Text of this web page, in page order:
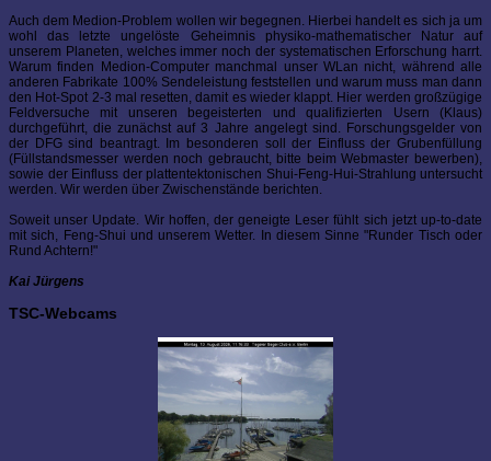
Auch dem Medion-Problem wollen wir begegnen. Hierbei handelt es sich ja um
wohl das letzte ungelöste Geheimnis physiko-mathematischer Natur auf
unserem Planeten, welches immer noch der systematischen Erforschung harrt.
Warum finden Medion-Computer manchmal unser WLan nicht, während alle
anderen Fabrikate 100% Sendeleistung feststellen und warum muss man dann
den Hot-Spot 2-3 mal resetten, damit es wieder klappt. Hier werden großzügige
Feldversuche mit unseren begeisterten und qualifizierten Usern (Klaus)
durchgeführt, die zunächst auf 3 Jahre angelegt sind. Forschungsgelder von
der DFG sind beantragt. Im besonderen soll der Einfluss der Grubenfüllung
(Füllstandsmesser werden noch gebraucht, bitte beim Webmaster bewerben),
sowie der Einfluss der plattentektonischen Shui-Feng-Hui-Strahlung untersucht
werden. Wir werden über Zwischenstände berichten.
Soweit unser Update. Wir hoffen, der geneigte Leser fühlt sich jetzt up-to-date
mit sich, Feng-Shui und unserem Wetter. In diesem Sinne "Runder Tisch oder
Rund Achtern!"
Kai Jürgens
TSC-Webcams